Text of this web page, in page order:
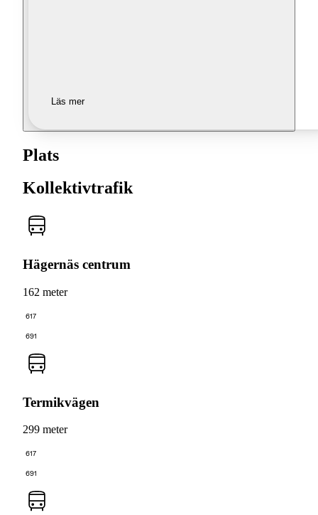
Läs mer
Plats
Kollektivtrafik
Hägernäs centrum
162 meter
617
691
Termikvägen
299 meter
617
691